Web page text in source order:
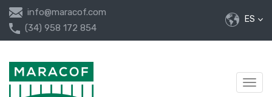
info@maracof.com
(34) 958 172 854
ES